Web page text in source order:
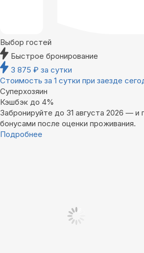
Выбор гостей
Быстрое бронирование
3 875 ₽ за сутки
Стоимость за 1 сутки при заезде
Суперхозяин
Кэшбэк до 4%
Забронируйте до 31 августа 2026 — и
бонусами после оценки проживания.
Подробнее